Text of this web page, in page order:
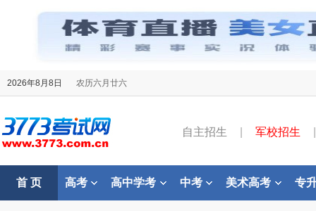
2026年8月8日 农历六月廿六
自主招生 军校招生
首 页 高考 高中学考 中考 美术高考 专